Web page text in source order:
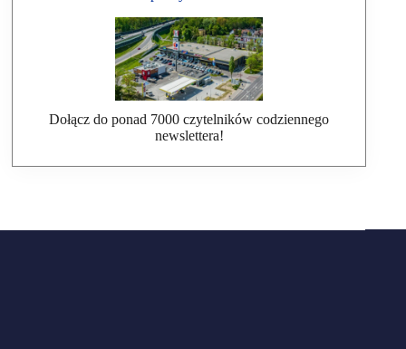
Dołącz do ponad 7000 czytelników codziennego
newslettera!